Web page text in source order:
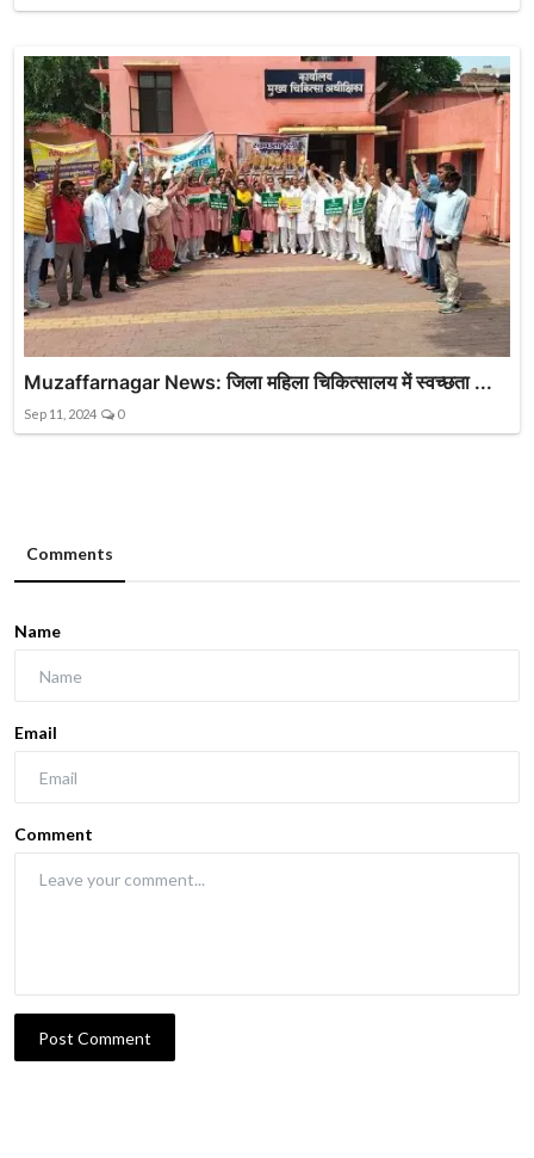
Muzaffarnagar News: जिला महिला चिकित्सालय में स्वच्छता ...
Sep 11, 2024 0
Comments
Name
Email
Comment
Post Comment